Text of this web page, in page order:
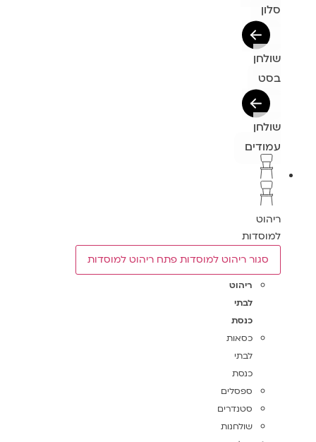
סלון
שולחן
בסט
שולחן
עמודים
ריהוט
למוסדות
סגור ריהוט למוסדות פתח ריהוט למוסדות
ריהוט
לבתי
כנסת
כסאות
לבתי
כנסת
ספסלים
סטנדרים
שולחנות